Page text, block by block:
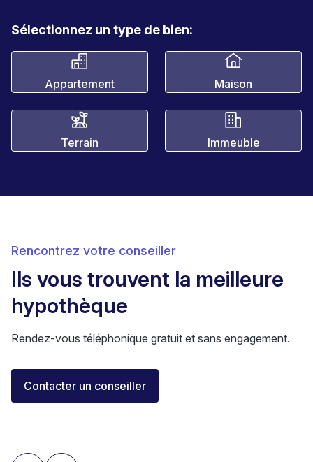
Sélectionnez un type de bien:
Appartement Maison
Terrain Immeuble
Rencontrez votre conseiller
Ils vous trouvent la meilleure
hypothèque
Rendez-vous téléphonique gratuit et sans engagement.
Contacter un conseiller
Florent Buser
Area Sales Director Romandie